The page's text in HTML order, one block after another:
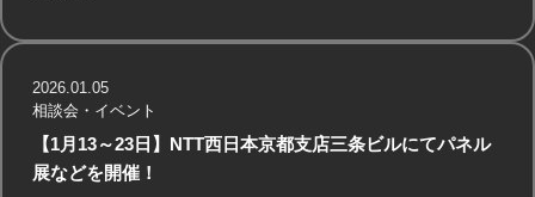
【1月13～23日】NTT西日本京都支店三条ビルにてパネル
展などを開催！
2026.01.05
相談会・イベント